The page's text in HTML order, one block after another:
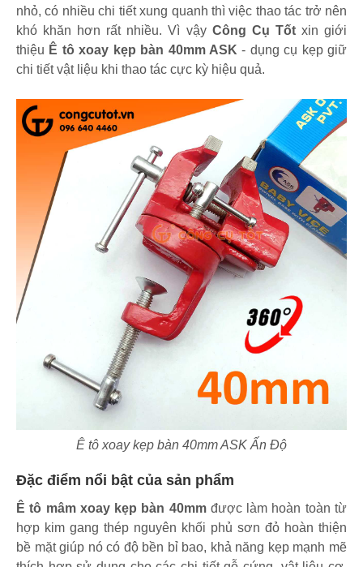
nhỏ, có nhiều chi tiết xung quanh thì việc thao tác trở nên
khó khăn hơn rất nhiều. Vì vậy Công Cụ Tốtxin giới
thiệu Ê tô xoay kẹp bàn 40mm ASK- dụng cụ kẹp giữ
chi tiết vật liệu khi thao tác cực kỳ hiệu quả.
Ê tô xoay kẹp bàn 40mm ASK Ấn Độ
Đặc điểm nổi bật của sản phẩm
Ê tô mâm xoay kẹp bàn 40mmđược làm hoàn toàn từ
hợp kim gang thép nguyên khối phủ sơn đỏ hoàn thiện
bề mặt giúp nó có độ bền bỉ bao, khả năng kẹp mạnh mẽ